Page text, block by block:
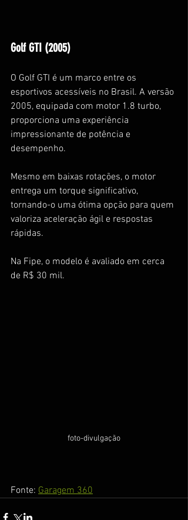
Golf GTI (2005)
O Golf GTI é um marco entre os
esportivos acessíveis no Brasil. A versão
2005, equipada com motor 1.8 turbo,
proporciona uma experiência
impressionante de potência e
desempenho.
Mesmo em baixas rotações, o motor
entrega um torque significativo,
tornando-o uma ótima opção para quem
valoriza aceleração ágil e respostas
rápidas.
Na Fipe, o modelo é avaliado em cerca
de R$ 30 mil.
foto-divulgação
Fonte: Garagem 360